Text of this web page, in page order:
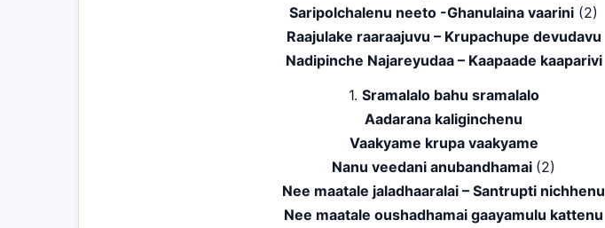
Saripolchalenu neeto -Ghanulaina vaarini (2)
Raajulake raaraajuvu – Krupachupe devudavu
Nadipinche Najareyudaa – Kaapaade kaaparivi
1. Sramalalo bahu sramalalo
Aadarana kaliginchenu
Vaakyame krupa vaakyame
Nanu veedani anubandhamai (2)
Nee maatale jaladhaaralai – Santrupti nichhenu
Nee maatale oushadhamai gaayamulu kattenu